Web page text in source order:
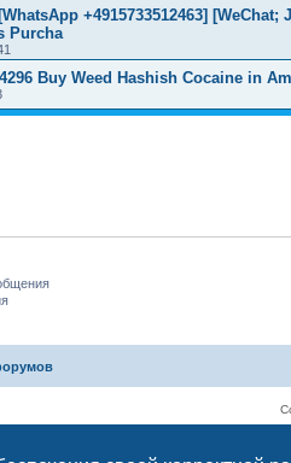
+4915733512463]
Purcha
Buy Weed Hashish Cocaine in